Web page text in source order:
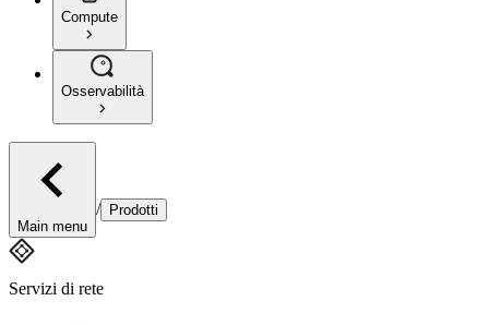
Compute
Osservabilità
Main menu
/ Prodotti
Servizi di rete